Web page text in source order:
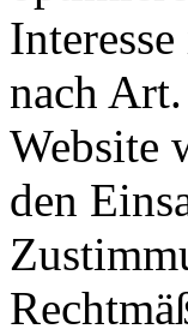
nach
Website
den